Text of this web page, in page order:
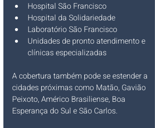
Hospital São Francisco
Hospital da Solidariedade
Laboratório São Francisco
Unidades de pronto atendimento e
clínicas especializadas
A cobertura também pode se estender a
cidades próximas como Matão, Gavião
Peixoto, Américo Brasiliense, Boa
Esperança do Sul e São Carlos.